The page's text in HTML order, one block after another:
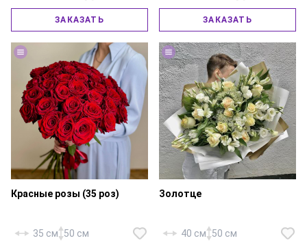
Роза «Эквадор Эксплорер» — 21
ЗАКАЗАТЬ
Роза «Эквадор Эксплорер» — 25
ЗАКАЗАТЬ
Красные розы (35 роз)
35 см 50 см
Золотце
40 см 50 см